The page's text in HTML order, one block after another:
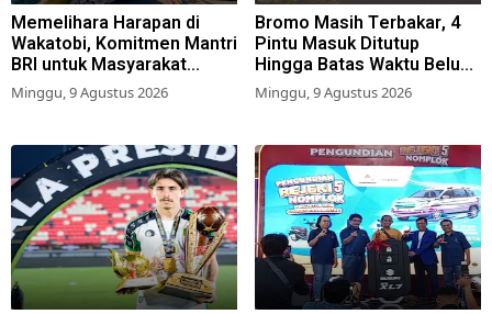
Memelihara Harapan di
Wakatobi, Komitmen Mantri
BRI untuk Masyarakat
Bahari
Minggu, 9 Agustus 2026
Bromo Masih Terbakar, 4
Pintu Masuk Ditutup
Hingga Batas Waktu Belum
Ditentukan
Minggu, 9 Agustus 2026